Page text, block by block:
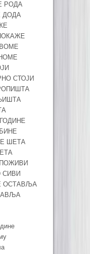
РОДА
ДОДА
СТОЈИ
ШЕТА
СИВИ
ОСТАВЉА